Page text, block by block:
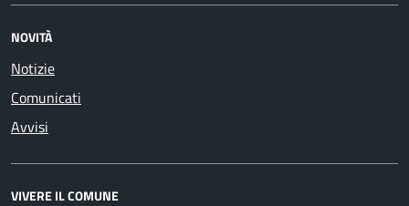
NOVITÀ
Notizie
Comunicati
Avvisi
VIVERE IL COMUNE